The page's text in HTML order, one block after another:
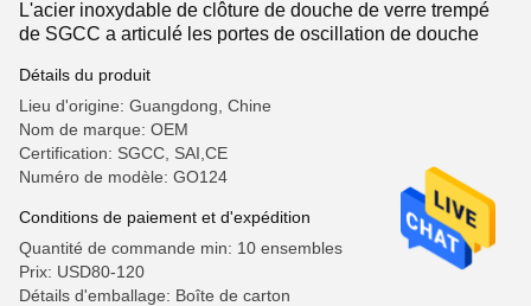
L'acier inoxydable de clôture de douche de verre trempé
de SGCC a articulé les portes de oscillation de douche
Détails du produit
Lieu d'origine: Guangdong, Chine
Nom de marque: OEM
Certification: SGCC, SAI,CE
Numéro de modèle: GO124
Conditions de paiement et d'expédition
Quantité de commande min: 10 ensembles
Prix: USD80-120
Détails d'emballage: Boîte de carton